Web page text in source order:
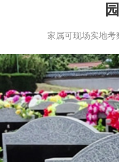
家属可现场实地